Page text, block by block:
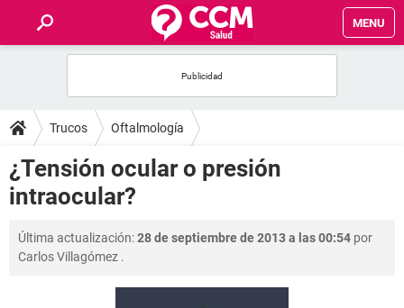
MENU
FOROS
SALUD
FAMILIA
NUTRICIÓN
Trucos Oftalmología
¿Tensión ocular o presión
intraocular?
Última actualización:28 de septiembre de 2013 a las 00:54 por
Carlos Villagómez .